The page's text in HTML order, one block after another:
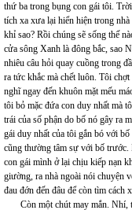
thứ ba trong bụng con gái tôi.
tích xa xưa lại hiển hiện trong
khỉ sao? Rồi chúng sẽ sống thế
cửa sông Xanh là đông bắc, sao
nhiêu câu hỏi quay cuồng trong
ra tức khắc mà chết luôn. Tôi
nghĩ ngay đến khuôn mặt mếu
tôi bỏ mặc đứa con duy nhất mà
trái của số phận do bố nó gây ra
gái duy nhất của tôi gắn bó với
cũng thường tâm sự với bố
con gái mình ở lại chịu kiếp nạn
giường, ra nhà ngoài nói chuyện
đau đớn đến đâu để còn tìm cách
Còn một chút may mắn. Nhí,